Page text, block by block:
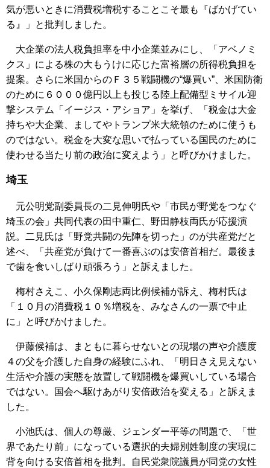
気が悪いときに消費税増税することこそ最も『ばかげてい
る』」と批判しました。
大企業の法人税負担率を中小企業並みにし、「アベノミ
クス」による株の大もうけに応じた富裕層の所得税負担を
提案。さらに米国からのＦ３５戦闘機の“爆買い”、米国防衛
のために６０００億円以上も投じる陸上配備型ミサイル迎
撃システム「イージス・アショア」を挙げ、「税金は大金
持ちや大企業、ましてやトランプ米大統領のために使うも
のではない。税金を大変な思いで払っている国民のために
使わせる当たり前の政治に変えよう」と呼びかけました。
埼玉
元公明党副委員長の二見伸明氏や「市民が野党をつなぐ
埼玉の会」共同代表の田中重仁、野田静枝両氏が応援演
説。二見氏は「野党共闘の先陣を切った」のが共産党だと
述べ、「共産党が負けて一番喜ぶのは安倍首相だ。最後ま
で歯を食いしばり頑張ろう」と訴えました。
梅村さえこ、小久保剛志両比例候補が訴え、梅村氏は
「１０月の消費税１０％増税を、みなさんの一票で中止
に」と呼びかけました。
伊藤候補は、まともに暮らせないとの現場の声や介護度
４の父を介護した自身の経験にふれ、「明日さえ見えない
生活や介護の実態を放置して戦闘機を爆買いしている場合
ではない。国会へ駆けあがり安倍政治を変える」と訴えま
した。
小池氏は、個人の尊厳、ジェンダー平等の問題で、「世
界であたり前」になっている選択的夫婦別姓制度の実現に
背を向ける安倍首相を批判。自民党衆院議員が同党の女性